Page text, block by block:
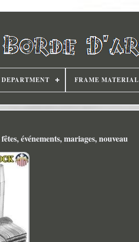
DEPARTMENT FRAME MATERIAL
événements, mariages, nouveau